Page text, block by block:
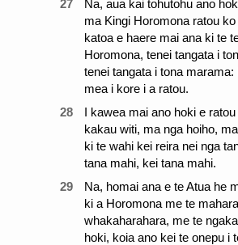
27
Na, aua kai tohutohu ano
ma Kingi Horomona ratou
katoa e haere mai ana ki te
Horomona, tenei tangata i
tenei tangata i tona marama:
mea i kore i a ratou.
28
I kawea mai ano hoki e
kakau witi, ma nga hoiho,
ki te wahi kei reira nei nga
tana mahi, kei tana mahi.
29
Na, homai ana e te Atua he
ki a Horomona me te
whakaharahara, me te
hoki, koia ano kei te onepu i